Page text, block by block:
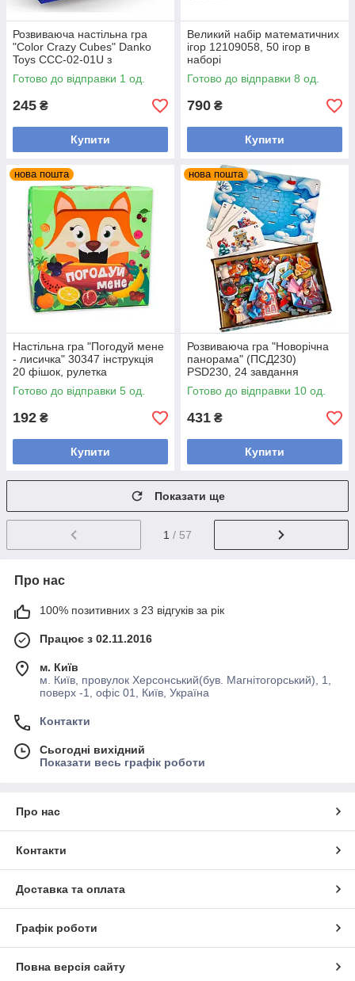
Розвиваюча настільна гра
"Color Crazy Cubes" Danko
Toys CCC-02-01U з
дзвіночком
Готово до відправки 1 од.
245 ₴
Купити
Великий набір математичних
ігор 12109058, 50 ігор в
наборі
Готово до відправки 8 од.
790 ₴
Купити
нова пошта
Настільна гра "Погодуй мене
- лисичка" 30347 інструкція
20 фішок, рулетка
Готово до відправки 5 од.
192 ₴
Купити
нова пошта
Розвиваюча гра "Новорічна
панорама" (ПСД230)
PSD230, 24 завдання
Готово до відправки 10 од.
431 ₴
Купити
Показати ще
1 / 57
Про нас
100% позитивних з 23 відгуків за рік
Працює з 02.11.2016
м. Київ
м. Київ, провулок Херсонський(був. Магнітогорський), 1,
поверх -1, офіс 01, Київ, Україна
Контакти
Сьогодні вихідний
Показати весь графік роботи
Про нас
Контакти
Доставка та оплата
Графік роботи
Повна версія сайту